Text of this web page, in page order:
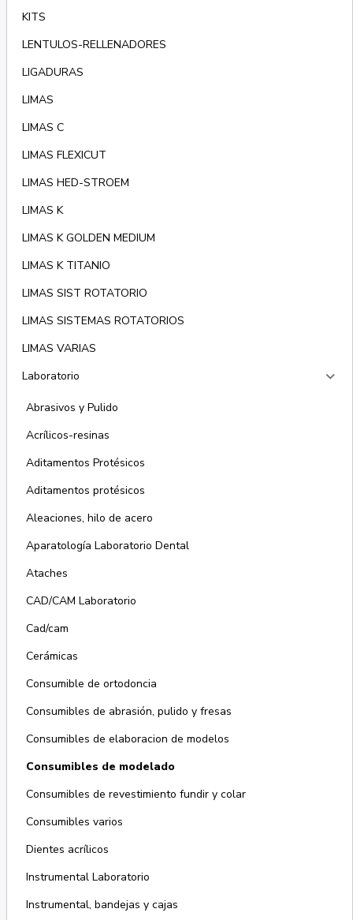
KITS
LENTULOS-RELLENADORES
LIGADURAS
LIMAS
LIMAS C
LIMAS FLEXICUT
LIMAS HED-STROEM
LIMAS K
LIMAS K GOLDEN MEDIUM
LIMAS K TITANIO
LIMAS SIST ROTATORIO
LIMAS SISTEMAS ROTATORIOS
LIMAS VARIAS
Laboratorio
keyboard_arrow_right
Abrasivos y Pulido
Acrílicos-resinas
Aditamentos Protésicos
Aditamentos protésicos
Aleaciones, hilo de acero
Aparatología Laboratorio Dental
Ataches
CAD/CAM Laboratorio
Cad/cam
Cerámicas
Consumible de ortodoncia
Consumibles de abrasión, pulido y fresas
Consumibles de elaboracion de modelos
Consumibles de modelado
Consumibles de revestimiento fundir y colar
Consumibles varios
Dientes acrílicos
Instrumental Laboratorio
Instrumental, bandejas y cajas